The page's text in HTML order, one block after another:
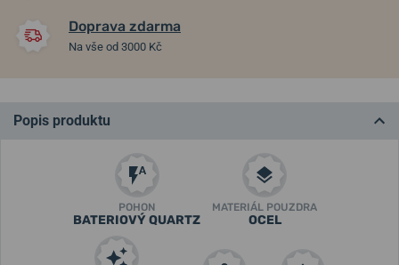
Doprava zdarma
Na vše od 3000 Kč
Popis produktu
POHON
BATERIOVÝ QUARTZ
MATERIÁL POUZDRA
OCEL